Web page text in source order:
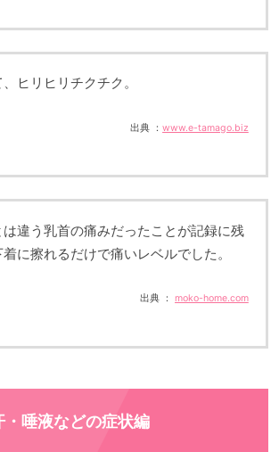
ヒリヒリチクチク。
出典 ：www.e-tamago.biz
違う乳首の痛みだったことが記録に残
に擦れるだけで痛いレベルでした。
出典 ：moko-home.com
・唾液などの症状編